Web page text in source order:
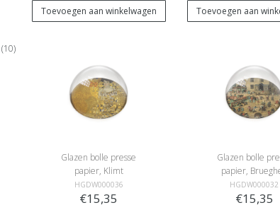
(10)
Toevoegen aan winkelwagen Toevoegen aan
Glazen bolle presse
papier, Klimt
HGDW000036
€15,35
Glazen bolle
papier,
Kinderspelen
HGDW000032
€15,35